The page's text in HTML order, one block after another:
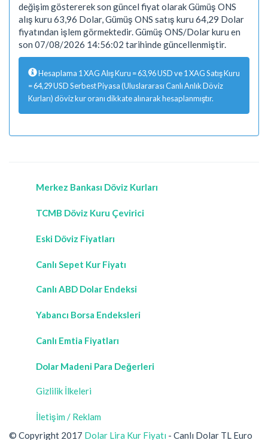
değişim göstererek son güncel fiyat olarak Gümüş ONS
alış kuru 63,96 Dolar, Gümüş ONS satış kuru 64,29 Dolar
fiyatından işlem görmektedir. Gümüş ONS/Dolar kuru en
son 07/08/2026 14:56:02 tarihinde güncellenmiştir.
Hesaplama 1 XAG Alış Kuru = 63,96 USD ve 1 XAG Satış Kuru
= 64,29 USD Serbest Piyasa (Uluslararası Canlı Anlık Döviz
Kurları) döviz kur oranı dikkate alınarak hesaplanmıştır.
Merkez Bankası Döviz Kurları
TCMB Döviz Kuru Çevirici
Eski Döviz Fiyatları
Canlı Sepet Kur Fiyatı
Canlı ABD Dolar Endeksi
Yabancı Borsa Endeksleri
Canlı Emtia Fiyatları
Dolar Madeni Para Değerleri
Gizlilik İlkeleri
İletişim / Reklam
© Copyright 2017 Dolar Lira Kur Fiyatı - Canlı Dolar TL Euro